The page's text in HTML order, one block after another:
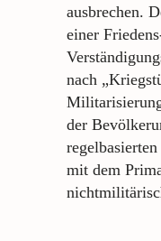
ausbrechen.
einer
nach
der
mit dem